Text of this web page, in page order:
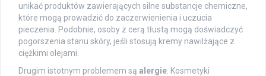
unikać produktów zawierających silne substancje chemiczne,
które mogą prowadzić do zaczerwienienia i uczucia
pieczenia. Podobnie, osoby z cerą tłustą mogą doświadczyć
pogorszenia stanu skóry, jeśli stosują kremy nawilżające z
ciężkimi olejami.
Drugim istotnym problemem są alergie . Kosmetyki